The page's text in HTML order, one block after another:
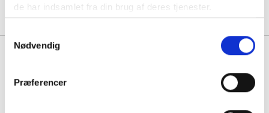
de har indsamlet fra din brug af deres tjenester.
Samtykkevalg
Nødvendig
Præferencer
Lemigo sikkerhedsgummistøvle